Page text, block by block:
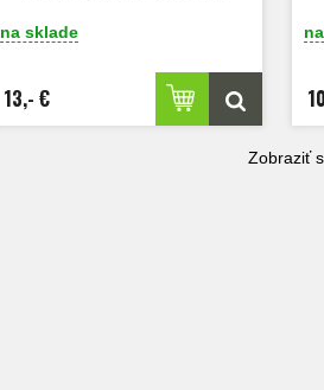
na sklade
13,- €
Zobraziť